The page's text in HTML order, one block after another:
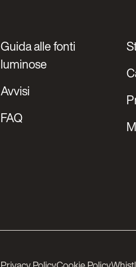
Guida alle fonti
luminose
Avvisi
FAQ